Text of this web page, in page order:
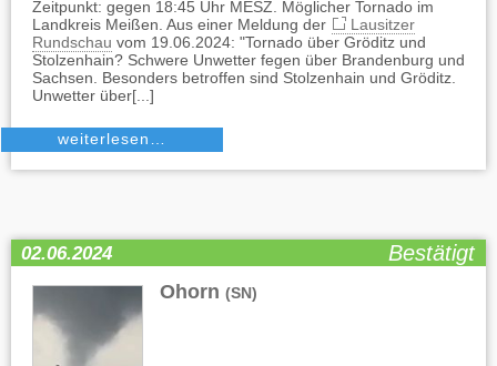
Zeitpunkt: gegen 18:45 Uhr MESZ. Möglicher Tornado im
Landkreis Meißen. Aus einer Meldung der
Lausitzer
Rundschau vom 19.06.2024: "Tornado über Gröditz und
Stolzenhain? Schwere Unwetter fegen über Brandenburg und
Sachsen. Besonders betroffen sind Stolzenhain und Gröditz.
Unwetter über[...]
weiterlesen…
02.06.2024 Bestätigt
Ohorn (SN)